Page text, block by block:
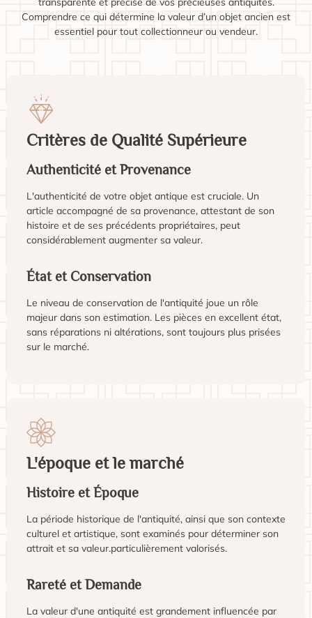
Comprendre ce qui détermine la valeur d’un objet ancien est
essentiel pour tout collectionneur ou vendeur.
Critères de Qualité Supérieure
Authenticité et Provenance
L'authenticité de votre objet antique est cruciale. Un
article accompagné de sa provenance, attestant de son
histoire et de ses précédents propriétaires, peut
considérablement augmenter sa valeur.
État et Conservation
Le niveau de conservation de l'antiquité joue un rôle
majeur dans son estimation. Les pièces en excellent état,
sans réparations ni altérations, sont toujours plus prisées
sur le marché.
L'époque et le marché
Histoire et Époque
La période historique de l'antiquité, ainsi que son contexte
culturel et artistique, sont examinés pour déterminer son
attrait et sa valeur.particulièrement valorisés.
Rareté et Demande
La valeur d'une antiquité est grandement influencée par